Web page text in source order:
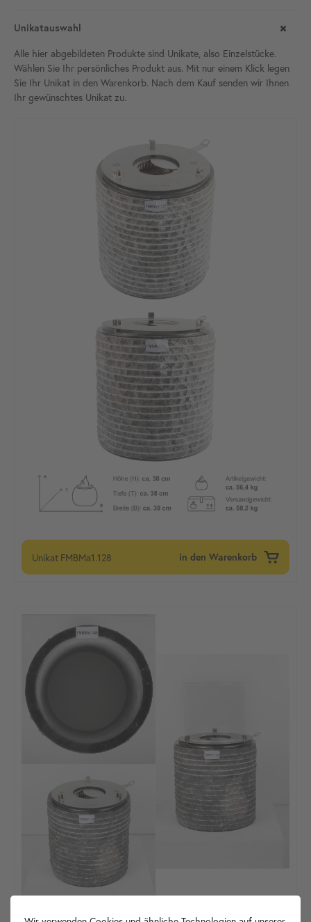
Unikatauswahl
Alle hier abgebildeten Produkte sind Unikate, also Einzelstücke.
Wählen Sie Ihr persönliches Produkt aus. Mit nur einem Klick legen
Sie Ihr Unikat in den Warenkorb. Nach dem Kauf senden wir Ihnen
Ihr gewünschtes Unikat zu.
Unikat FMBMa1.128 in den Warenkorb